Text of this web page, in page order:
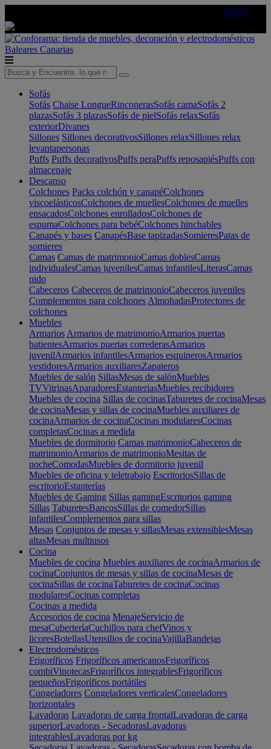
AQUÍ
Baleares Canarias
Sofás
Sofás Chaise LongueRinconerasSofás camaSofás 2
plazasSofás 3 plazasSofás de pielSofás relaxSofás
exteriorDivanes
Sillones Sillones decorativosSillones relaxSillones relax
levantapersonas
Puffs Puffs decorativosPuffs peraPuffs reposapiésPuffs con
almacenaje
Descanso
Colchones Packs colchón y canapéColchones
viscoelásticosColchones de muellesColchones de muelles
ensacadosColchones enrolladosColchones de
espumaColchones para bebéColchones hinchables
Canapés y bases CanapésBase tapizadasSomieresPatas de
somieres
Camas Camas de matrimonioCamas doblesCamas
individualesCamas juvenilesCamas infantilesLiterasCamas
nido
Cabeceros Cabeceros de matrimonioCabeceros juveniles
Complementos para colchones AlmohadasProtectores de
colchones
Muebles
Armarios Armarios de matrimonioArmarios puertas
batientesArmarios puertas correderasArmarios
juvenilArmarios infantilesArmarios esquinerosArmarios
vestidoresArmarios auxiliaresZapateros
Muebles de salón SillasMesas de salónMuebles
TVVitrinasAparadoresEstanteriasMuebles recibidores
Muebles de cocina Sillas de cocinasTaburetes de cocinaMesas
de cocinaMesas y sillas de cocinaMuebles auxiliares de
cocinaArmarios de cocinaCocinas modularesCocinas
completasCocinas a medida
Muebles de dormitorio Camas matrimonioCabeceros de
matrimonioArmarios de matrimonioMesitas de
nocheComodasMuebles de dormitorio juvenil
Muebles de oficina y teletrabajo EscritoriosSillas de
escritorioEstanterías
Muebles de Gaming Sillas gamingEscritorios gaming
Sillas TaburetesBancosSillas de comedorSillas
infantilesComplementos para sillas
Mesas Conjuntos de mesas y sillasMesas extensiblesMesas
altasMesas multiusos
Cocina
Muebles de cocina Muebles auxiliares de cocinaArmarios de
cocinaConjuntos de mesas y sillas de cocinaMesas de
cocinaSillas de cocinaTaburetes de cocinaCocinas
modularesCocinas completas
Cocinas a medida
Accesorios de cocina MenajeServicio de
mesaCuberteríaCuchillos para chefVinos y
licoresBotellasUtensilios de cocinaVajillaBandejas
Electrodomésticos
Frigoríficos Frigoríficos americanosFrigoríficos
combiVinotecasFrigoríficos integrablesFrigoríficos
pequeñosFrigoríficos portátiles
Congeladores Congeladores verticalesCongeladores
horizontales
Lavadoras Lavadoras de carga frontalLavadoras de carga
superiorLavadoras - SecadorasLavadoras
integrablesLavadoras por kg